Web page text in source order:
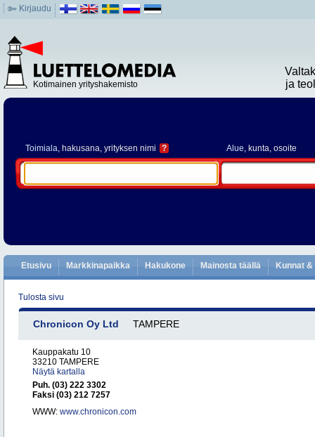
Kirjaudu
Kotimainen yrityshakemisto
ja
Toimiala, hakusana, yrityksen nimi ? Alue, kunta, osoite
Etusivu Markkinapaikka Hakukone Mainosta täällä Kunnat
Tulosta sivu
Chronicon Oy Ltd TAMPERE
Kauppakatu 10
33210 TAMPERE
Näytä kartalla
Puh. (03) 222 3302
Faksi (03) 212 7257
WWW: www.chronicon.com